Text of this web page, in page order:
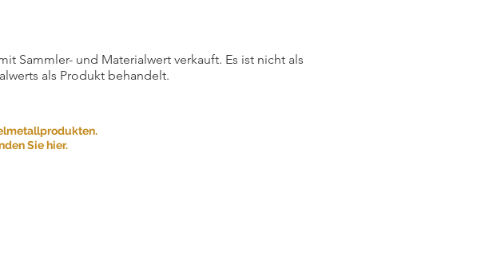
Sammler- und Materialwert verkauft. Es ist nicht als
als Produkt behandelt.
Sie hier.